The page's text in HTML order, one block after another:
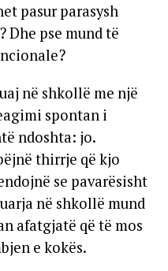
pasur parasysh
pse mund të
në shkollë me një
spontan i
ndoshta: jo.
thirrje që kjo
se pavarësisht
në shkollë mund
afatgjatë që të mos
e kokës.